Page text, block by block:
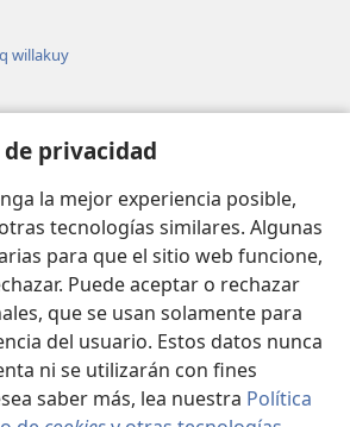
privacidad
la mejor experiencia posible,
tecnologías similares. Algunas
para que el sitio web funcione,
Puede aceptar o rechazar
que se usan solamente para
del usuario. Estos datos nunca
ni se utilizarán con fines
saber más, lea nuestra Política
willakuy
Watchtower™